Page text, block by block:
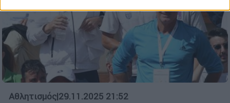
Αθλητισμός|29.11.2025 21:52